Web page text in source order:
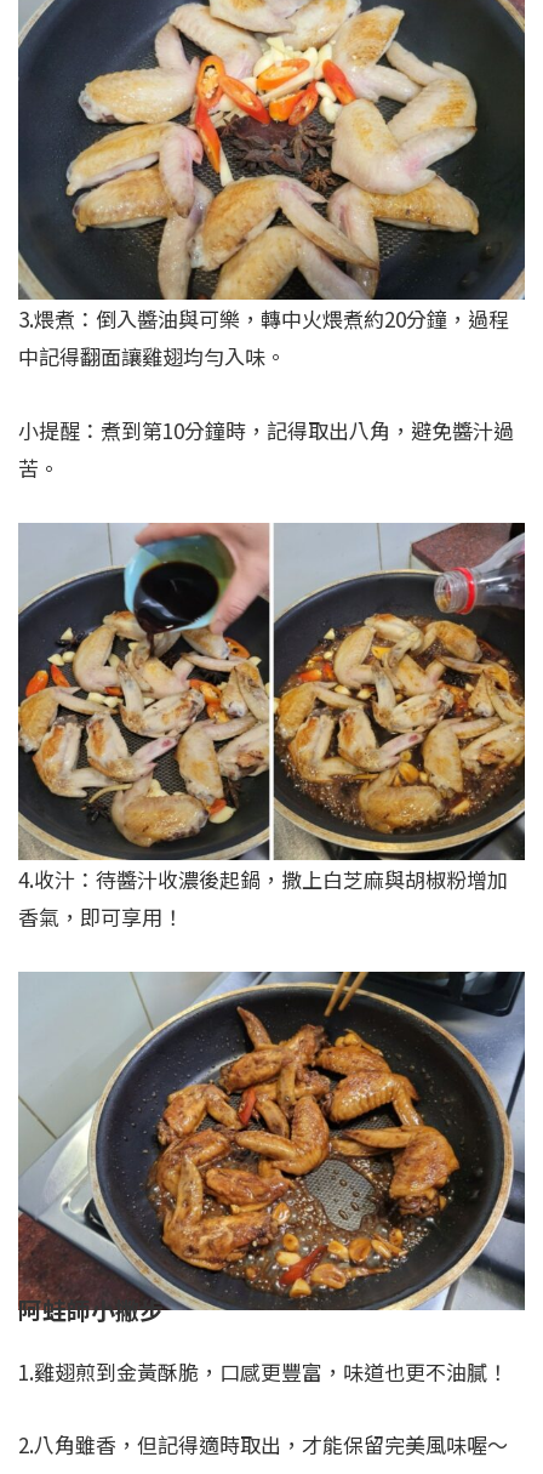
3.煨煮：倒入醬油與可樂，轉中火煨煮約20分鐘，過程
中記得翻面讓雞翅均勻入味。
小提醒：煮到第10分鐘時，記得取出八角，避免醬汁過
苦。
4.收汁：待醬汁收濃後起鍋，撒上白芝麻與胡椒粉增加
香氣，即可享用！
阿蛙師小撇步
1.雞翅煎到金黃酥脆，口感更豐富，味道也更不油膩！
2.八角雖香，但記得適時取出，才能保留完美風味喔～